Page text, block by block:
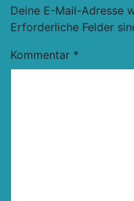
Deine E-Mail-Adresse
Erforderliche Felder
Kommentar *